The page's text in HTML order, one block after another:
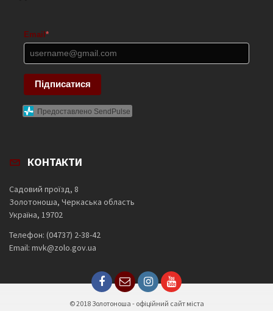
Email*
Підписатися
Предоставлено SendPulse
КОНТАКТИ
Садовий проїзд, 8
Золотоноша, Черкаська область
Україна, 19702
Телефон: (04737) 2-38-42
Email: mvk@zolo.gov.ua
© 2018 Золотоноша - офіційний сайт міста